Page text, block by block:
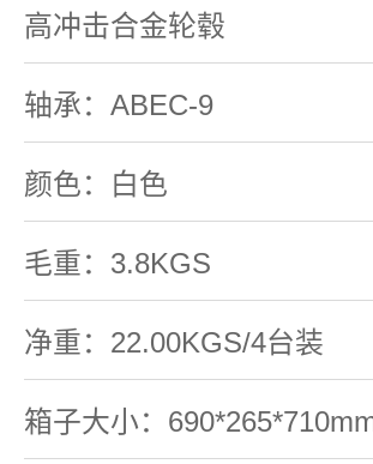
高冲击合金轮毂
轴承：ABEC-9
颜色：白色
毛重：3.8KGS
净重：22.00KGS/4台装
箱子大小：